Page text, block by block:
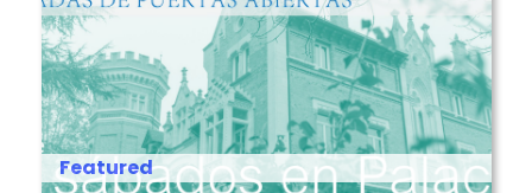
Featured